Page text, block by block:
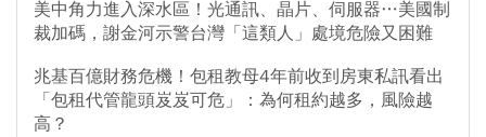
美中角力進入深水區！光通訊、晶片、伺服器…美國制
裁加碼，謝金河示警台灣「這類人」處境危險又困難
兆基百億財務危機！包租教母4年前收到房東私訊看出
「包租代管龍頭岌岌可危」：為何租約越多，風險越
高？